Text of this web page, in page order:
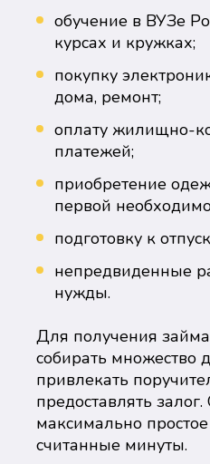
обучение в ВУЗе
курсах и кружках;
покупку
дома, ремонт;
оплату жилищно-
платежей;
приобретение
первой
подготовку к
непредвиденные
нужды.
Для получения займа
собирать множество
привлекать
предоставлять
максимально
считанные минуты.